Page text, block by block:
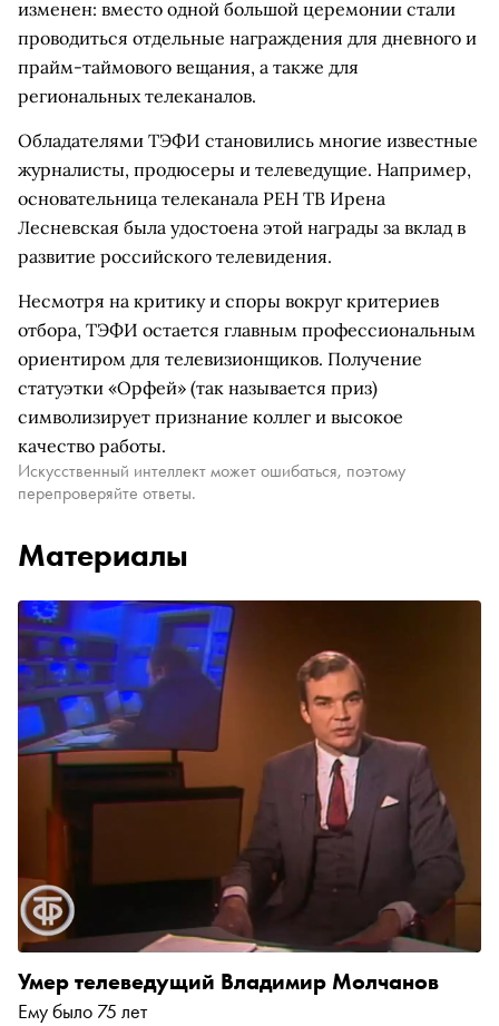
изменен: вместо одной большой церемонии стали
проводиться отдельные награждения для дневного и
прайм-таймового вещания, а также для
региональных телеканалов.
Обладателями ТЭФИ становились многие известные
журналисты, продюсеры и телеведущие. Например,
основательница телеканала РЕН ТВ Ирена
Лесневская была удостоена этой награды за вклад в
развитие российского телевидения.
Несмотря на критику и споры вокруг критериев
отбора, ТЭФИ остается главным профессиональным
ориентиром для телевизионщиков. Получение
статуэтки «Орфей» (так называется приз)
символизирует признание коллег и высокое
качество работы.
Искусственный интеллект может ошибаться, поэтому
перепроверяйте ответы.
Материалы
Умер телеведущий Владимир Молчанов
Ему было 75 лет